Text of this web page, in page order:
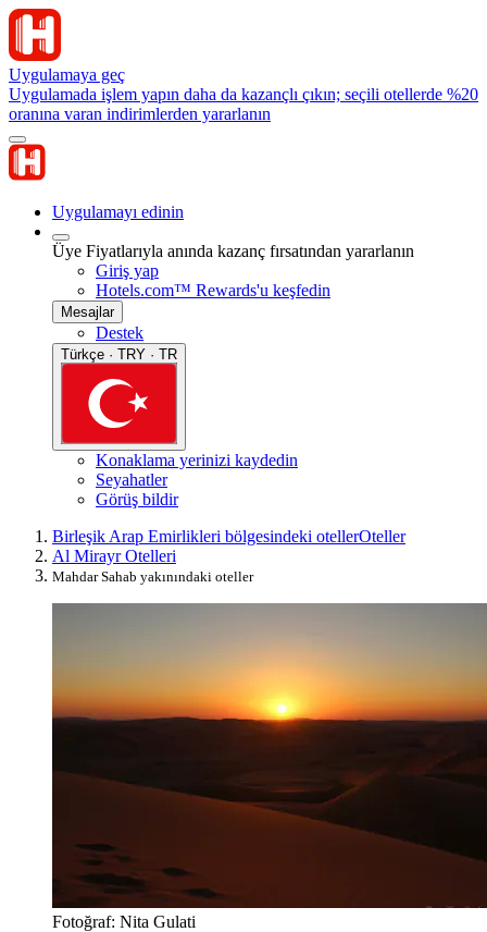
Uygulamaya geç
Uygulamada işlem yapın daha da kazançlı çıkın; seçili otellerde %20
oranına varan indirimlerden yararlanın
Uygulamayı edinin
Üye Fiyatlarıyla anında kazanç fırsatından yararlanın
Giriş yap
Hotels.com™ Rewards'u keşfedin
Mesajlar
Destek
Türkçe · TRY · TR
Konaklama yerinizi kaydedin
Seyahatler
Görüş bildir
Birleşik Arap Emirlikleri bölgesindeki otellerOteller
Al Mirayr Otelleri
Mahdar Sahab yakınındaki oteller
Fotoğraf: Nita Gulati